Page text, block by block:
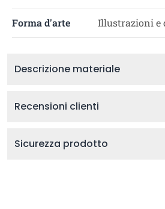
Forma d'arte Illustrazioni e
Descrizione materiale
Recensioni clienti
Sicurezza prodotto